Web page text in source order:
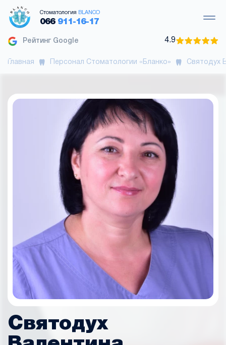
Стоматология BLANCO
066911-16-17
Рейтинг Google 4.9
Главная Персонал Стоматологии «Бланко» Святодух
Святодух